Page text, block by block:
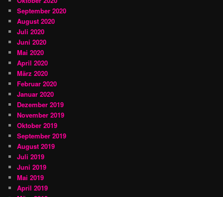
September 2020
August 2020
Juli 2020
Juni 2020
Mai 2020
April 2020
März 2020
Februar 2020
Januar 2020
Dezember 2019
November 2019
Oktober 2019
September 2019
August 2019
Juli 2019
Juni 2019
Mai 2019
April 2019